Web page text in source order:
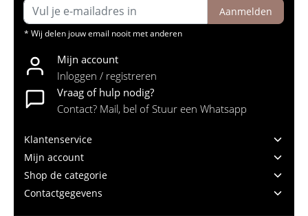
Aanmelden
* Wij delen jouw email nooit met anderen
Mijn account
Inloggen / registreren
Vraag of hulp nodig?
Contact? Mail, bel of Stuur een Whatsapp
Klantenservice
Mijn account
Shop de categorie
Contactgegevens